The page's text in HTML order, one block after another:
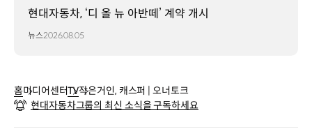
현대자동차, ‘디 올 뉴 아반떼’ 계약 개시
뉴스2026.08.05
홈미디어센터TV작은거인, 캐스퍼 | 오너토크
현대자동차그룹의 최신 소식을 구독하세요